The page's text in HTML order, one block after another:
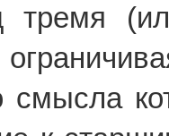
тремя
смысла